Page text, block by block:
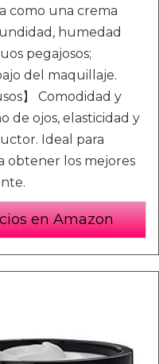
como una crema
humedad
pegajosos;
del maquillaje.
】 Comodidad y
de ojos, elasticidad y
Ideal para
obtener los mejores
en Amazon